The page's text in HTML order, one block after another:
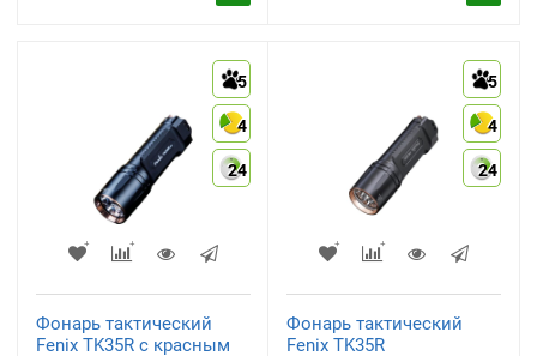
5
4
24
Фонарь тактический
Fenix TK35R с красным
5
4
24
Фонарь тактический
Fenix TK35R